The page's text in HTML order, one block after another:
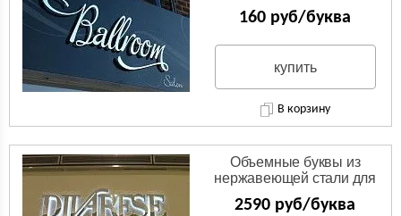
160 руб/буква
купить
В корзину
Объемные буквы из
нержавеющей стали для
бутика одежды
2590 руб/буква